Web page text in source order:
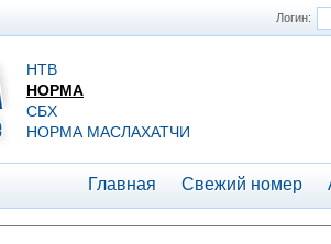
Логин:
НТВ
НОРМА
СБХ
НОРМА МАСЛАХАТЧИ
Главная Свежий номер